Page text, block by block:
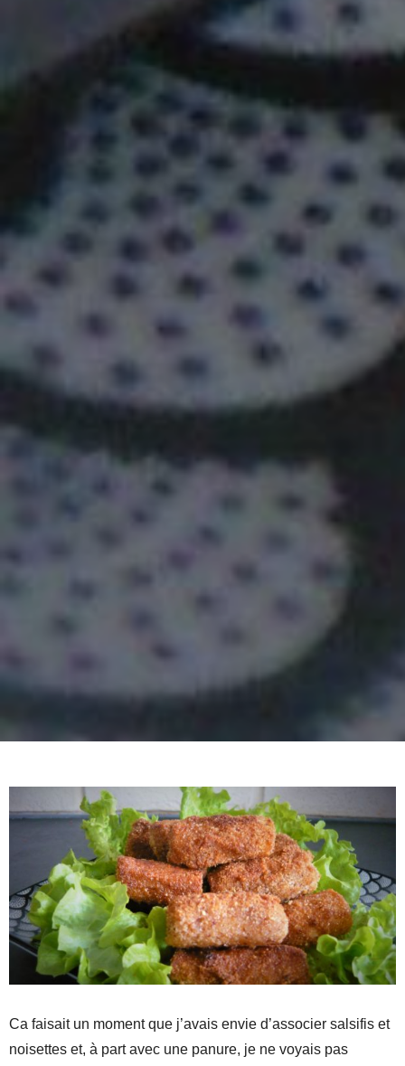
Ca faisait un moment que j’avais envie d’associer salsifis et
noisettes et, à part avec une panure, je ne voyais pas